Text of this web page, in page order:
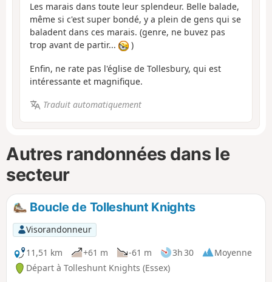
Les marais dans toute leur splendeur. Belle balade,
même si c'est super bondé, y a plein de gens qui se
baladent dans ces marais. (genre, ne buvez pas
trop avant de partir...
)
Enfin, ne rate pas l'église de Tollesbury, qui est
intéressante et magnifique.
Traduit automatiquement
Autres randonnées dans le
secteur
Boucle de Tolleshunt Knights
Visorandonneur
11,51 km
+61 m -61 m 3h 30
Moyenne
Départ à Tolleshunt Knights (Essex)